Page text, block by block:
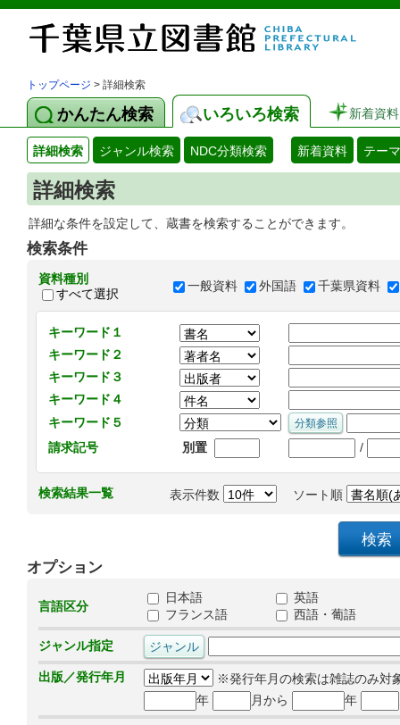
トップページ > 詳細検索
かんたん検索 いろいろ検索 新着資料
詳細検索 ジャンル検索 NDC分類検索 新着資料 テー
詳細検索
詳細な条件を設定して、蔵書を検索することができます。
検索条件
資料種別
すべて選択
一般資料 外国語 千葉県資料
キーワード１
キーワード２
キーワード３
キーワード４
キーワード５
請求記号
別置 /
検索結果一覧 表示件数 ソート順
オプション
言語区分
日本語
英語
フランス語
西語・葡語
ジャンル指定
出版／発行年月
※発行年月の検索は雑誌のみ対
年
月から 年